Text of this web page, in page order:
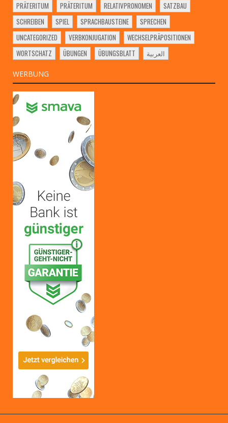
PRÄTERITUM
PRÄTERITUM RELATIVPRONOMEN
SATZBAU
SCHREIBEN
SPIEL SPRACHBAUSTEINE
SPRECHEN
UNCATEGORIZED
VERBKONJUGATION
WECHSELPRÄPOSITIONEN
WORTSCHATZ
ÜBUNGEN ÜBUNGSBLATT العربية
WERBUNG